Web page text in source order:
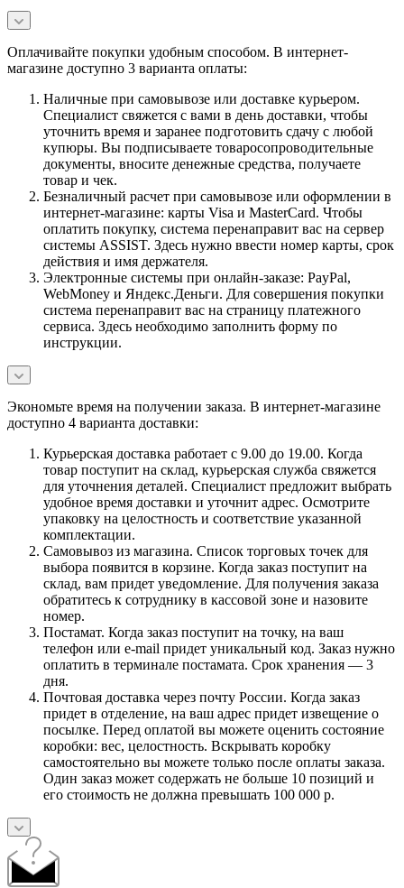
Оплачивайте покупки удобным способом. В интернет-
магазине доступно 3 варианта оплаты:
Наличные при самовывозе или доставке курьером.
Специалист свяжется с вами в день доставки, чтобы
уточнить время и заранее подготовить сдачу с любой
купюры. Вы подписываете товаросопроводительные
документы, вносите денежные средства, получаете
товар и чек.
Безналичный расчет при самовывозе или оформлении в
интернет-магазине: карты Visa и MasterCard. Чтобы
оплатить покупку, система перенаправит вас на сервер
системы ASSIST. Здесь нужно ввести номер карты, срок
действия и имя держателя.
Электронные системы при онлайн-заказе: PayPal,
WebMoney и Яндекс.Деньги. Для совершения покупки
система перенаправит вас на страницу платежного
сервиса. Здесь необходимо заполнить форму по
инструкции.
Экономьте время на получении заказа. В интернет-магазине
доступно 4 варианта доставки:
Курьерская доставка работает с 9.00 до 19.00. Когда
товар поступит на склад, курьерская служба свяжется
для уточнения деталей. Специалист предложит выбрать
удобное время доставки и уточнит адрес. Осмотрите
упаковку на целостность и соответствие указанной
комплектации.
Самовывоз из магазина. Список торговых точек для
выбора появится в корзине. Когда заказ поступит на
склад, вам придет уведомление. Для получения заказа
обратитесь к сотруднику в кассовой зоне и назовите
номер.
Постамат. Когда заказ поступит на точку, на ваш
телефон или e-mail придет уникальный код. Заказ нужно
оплатить в терминале постамата. Срок хранения — 3
дня.
Почтовая доставка через почту России. Когда заказ
придет в отделение, на ваш адрес придет извещение о
посылке. Перед оплатой вы можете оценить состояние
коробки: вес, целостность. Вскрывать коробку
самостоятельно вы можете только после оплаты заказа.
Один заказ может содержать не больше 10 позиций и
его стоимость не должна превышать 100 000 р.